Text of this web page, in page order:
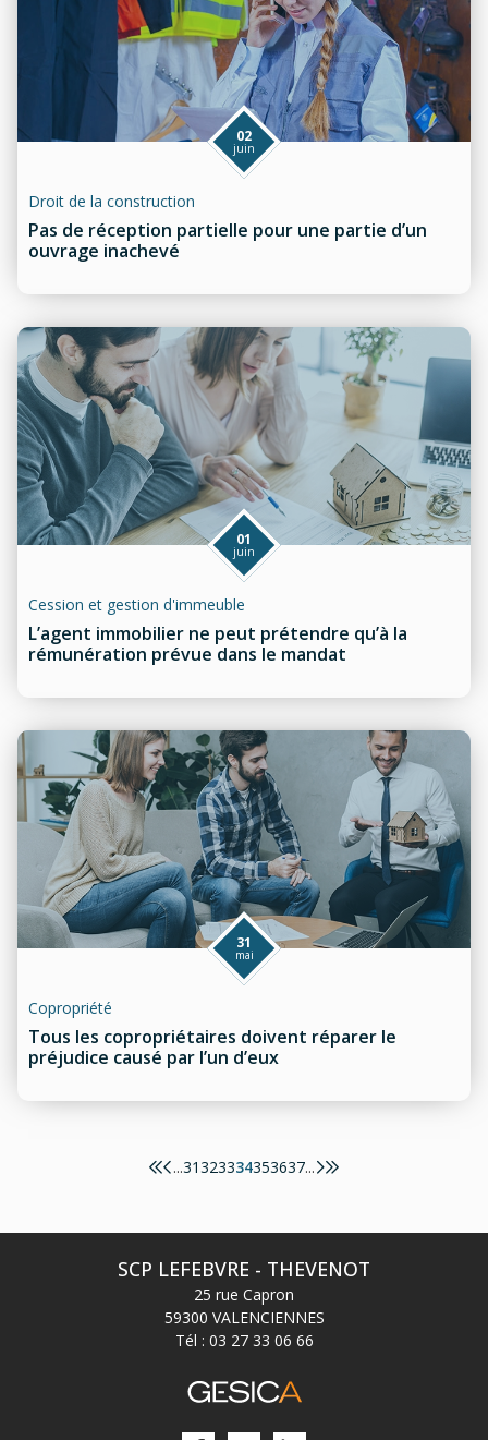
Pas de réception partielle pour une partie d’un
ouvrage inachevé
02
juin
Droit de la construction
L’agent immobilier ne peut prétendre qu’à la
rémunération prévue dans le mandat
01
juin
Cession et gestion d'immeuble
Tous les copropriétaires doivent réparer le
préjudice causé par l’un d’eux
31
mai
Copropriété
...31323334353637...
SCP LEFEBVRE - THEVENOT
25 rue Capron
59300 VALENCIENNES
Tél : 03 27 33 06 66